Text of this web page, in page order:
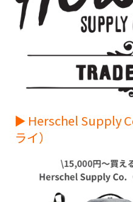
► Herschel Supply
ライ）